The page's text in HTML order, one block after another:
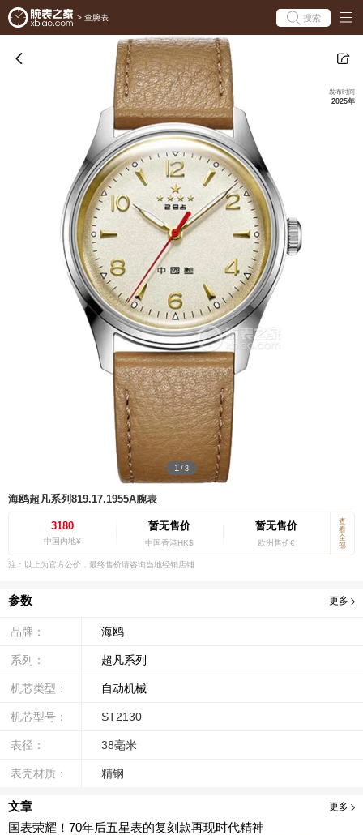
> 查腕表 搜索
1 / 3
发布时间
2025年
海鸥超凡系列819.17.1955A腕表
3180
中国内地¥
暂无售价
中国香港HK$
暂无售价
欧洲售价€
查
看
全
部
注：以上为官方公价，最终售价请咨询当地经销店铺
参数 更多
品牌： 海鸥
系列： 超凡系列
机芯类型： 自动机械
机芯型号： ST2130
表径： 38毫米
表壳材质： 精钢
文章 更多
国表荣耀！70年后五星表的复刻款再现时代精神